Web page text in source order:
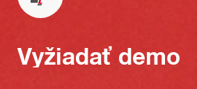
Vyžiadať demo